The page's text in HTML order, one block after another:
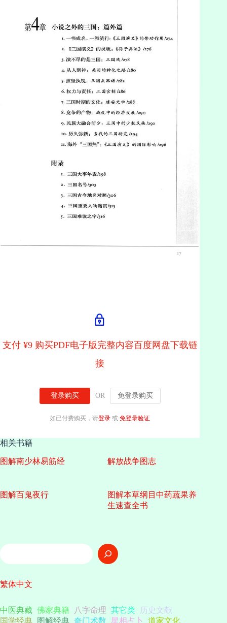
支付 ¥9 购买PDF电子版完整内容百度网盘下载链
接
登录购买 OR 免登录购买
如已付费购买，请登录 或免登录验证
相关书籍
图解南少林易筋经 解放战争图志
图解百鬼夜行
图解本草纲目中药蔬果养
生速查全书
搜
索
繁体中文
中医典藏 佛家典籍 八字命理 其它类
历史文献
国学经典
图解经典 奇门术数 星相占卜 道家文化